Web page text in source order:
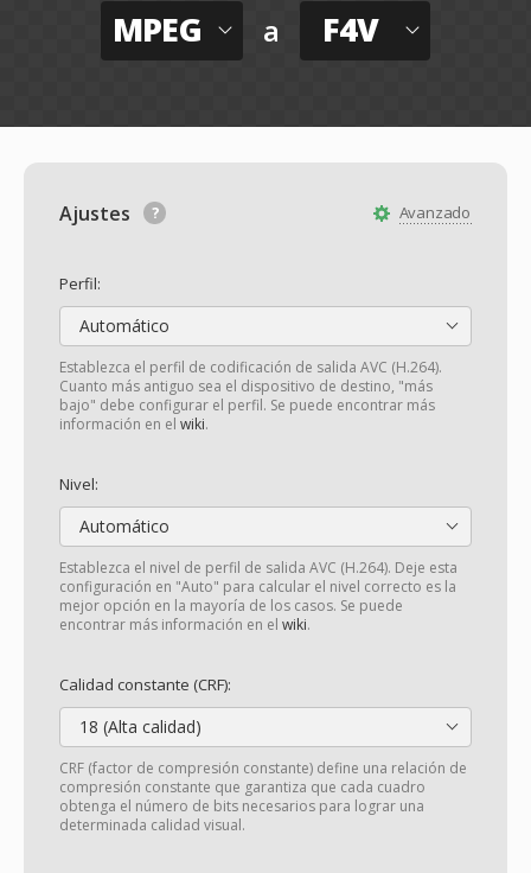
MPEG a F4V
Avanzado
Ajustes
Perfil:
Automático
Establezca el perfil de codificación de salida AVC (H.264).
Cuanto más antiguo sea el dispositivo de destino, "más
bajo" debe configurar el perfil. Se puede encontrar más
información en el wiki.
Nivel:
Automático
Establezca el nivel de perfil de salida AVC (H.264). Deje esta
configuración en "Auto" para calcular el nivel correcto es la
mejor opción en la mayoría de los casos. Se puede
encontrar más información en el wiki.
Calidad constante (CRF):
18 (Alta calidad)
CRF (factor de compresión constante) define una relación de
compresión constante que garantiza que cada cuadro
obtenga el número de bits necesarios para lograr una
determinada calidad visual.